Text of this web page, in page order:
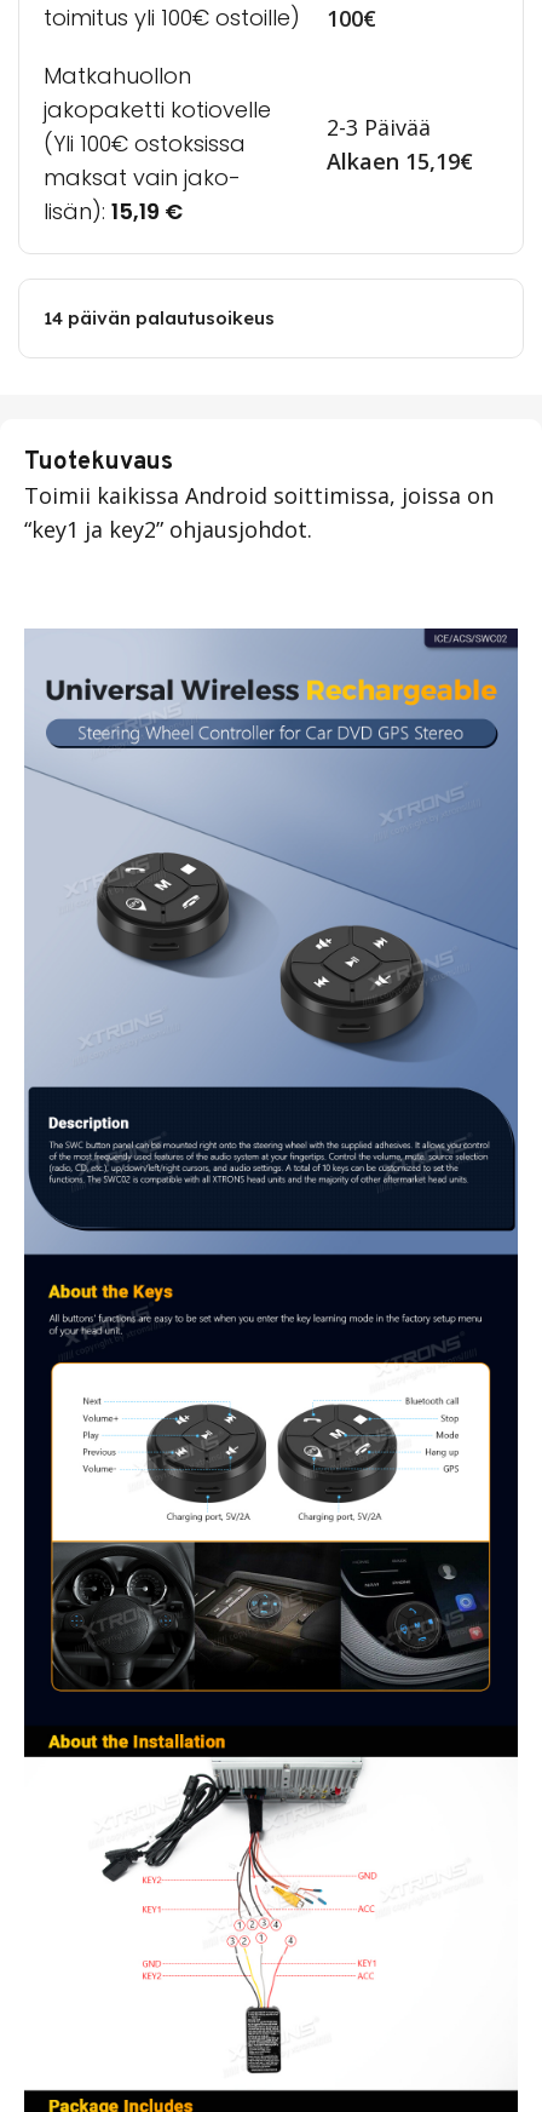
toimitus yli 100€ ostoille)
100€
Matkahuollon
jakopaketti kotiovelle
(Yli 100€ ostoksissa
maksat vain jako-
lisän): 15,19 €
2-3 Päivää
Alkaen 15,19€
14 päivän palautusoikeus
Tuotekuvaus
Toimii kaikissa Android soittimissa, joissa on
“key1 ja key2” ohjausjohdot.